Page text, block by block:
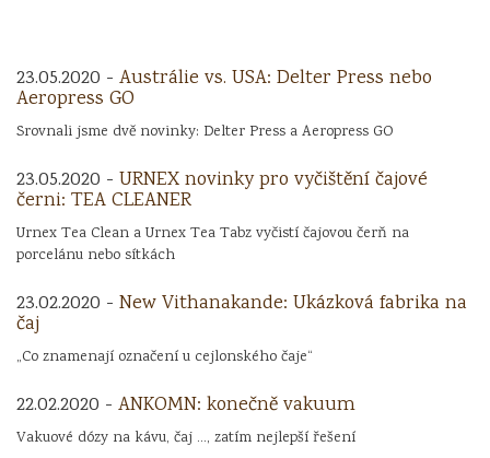
23.05.2020 - Austrálie vs. USA: Delter Press nebo
Aeropress GO
Srovnali jsme dvě novinky: Delter Press a Aeropress GO
23.05.2020 - URNEX novinky pro vyčištění čajové
černi: TEA CLEANER
Urnex Tea Clean a Urnex Tea Tabz vyčistí čajovou čerň na
porcelánu nebo sítkách
23.02.2020 - New Vithanakande: Ukázková fabrika na
čaj
„Co znamenají označení u cejlonského čaje“
22.02.2020 - ANKOMN: konečně vakuum
Vakuové dózy na kávu, čaj ..., zatím nejlepší řešení